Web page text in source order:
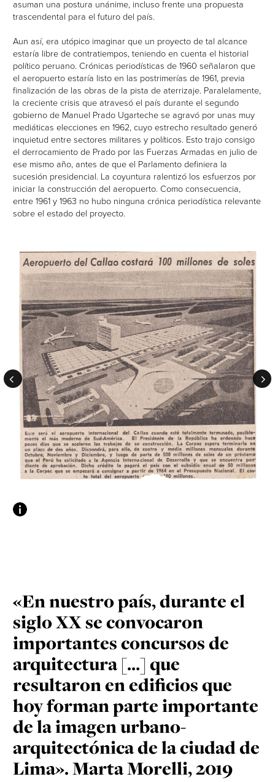
asuman una postura unánime, incluso frente una propuesta
trascendental para el futuro del país.
Aun así, era utópico imaginar que un proyecto de tal alcance
estaría libre de contratiempos, teniendo en cuenta el historial
político peruano. Crónicas periodísticas de 1960 señalaron que
el aeropuerto estaría listo en las postrimerías de 1961, previa
finalización de las obras de la pista de aterrizaje. Paralelamente,
la creciente crisis que atravesó el país durante el segundo
gobierno de Manuel Prado Ugarteche se agravó por unas muy
mediáticas elecciones en 1962, cuyo estrecho resultado generó
inquietud entre sectores militares y políticos. Esto trajo consigo
el derrocamiento de Prado por las Fuerzas Armadas en julio de
ese mismo año, antes de que el Parlamento definiera la
sucesión presidencial. La coyuntura ralentizó los esfuerzos por
iniciar la construcción del aeropuerto. Como consecuencia,
entre 1961 y 1963 no hubo ninguna crónica periodística relevante
sobre el estado del proyecto.
«En nuestro país, durante el
siglo XX se convocaron
importantes concursos de
arquitectura […] que
resultaron en edificios que
hoy forman parte importante
de la imagen urbano-
arquitectónica de la ciudad de
Lima». Marta Morelli, 2019